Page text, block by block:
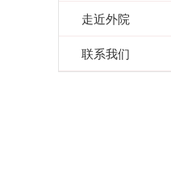
走近外院
联系我们